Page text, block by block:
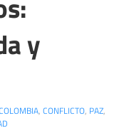
y
, CONFLICTO, PAZ,